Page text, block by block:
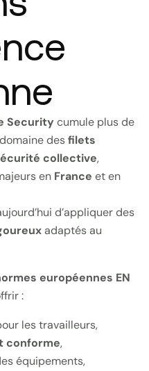
Security cumule plus de
desfilets
collective,
en France et en
d’appliquer des
adaptés au
européennes EN
:
les travailleurs,
conforme,
équipements,